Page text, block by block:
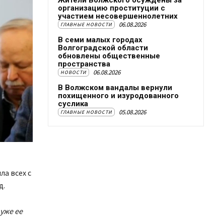
всех с
ее
организацию проституции с
участием несовершеннолетних
ГЛАВНЫЕ НОВОСТИ 06.08.2026
В семи малых городах
Волгоградской области
обновлены общественные
пространства
НОВОСТИ 06.08.2026
В Волжском вандалы вернули
похищенного и изуродованного
суслика
ГЛАВНЫЕ НОВОСТИ 05.08.2026